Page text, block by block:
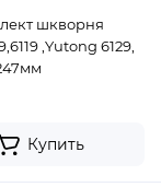
шкворня
,Yutong 6129,
Купить